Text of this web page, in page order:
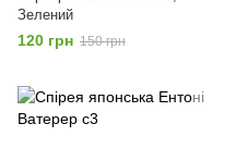
Зелений
120 грн 150 грн